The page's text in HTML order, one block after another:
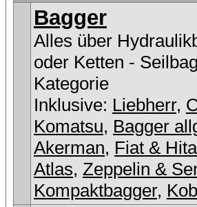
Bagger
Alles über
oder Ketten -
Kategorie
Inklusive: Liebherr,
Komatsu, Bagger
Akerman, Fiat &
Atlas, Zeppelin &
Kompaktbagger,